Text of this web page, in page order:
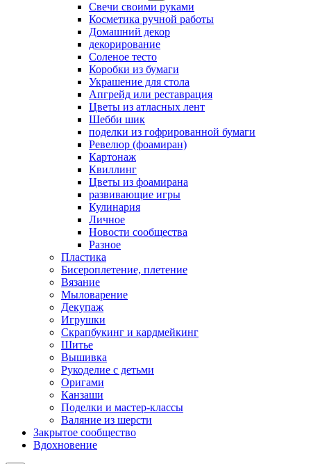
Свечи своими руками
Косметика ручной работы
Домашний декор
декорирование
Соленое тесто
Коробки из бумаги
Украшение для стола
Апгрейд или реставрация
Цветы из атласных лент
Шебби шик
поделки из гофрированной бумаги
Ревелюр (фоамиран)
Картонаж
Квиллинг
Цветы из фоамирана
развивающие игры
Кулинария
Личное
Новости сообщества
Разное
Пластика
Бисероплетение, плетение
Вязание
Мыловарение
Декупаж
Игрушки
Скрапбукинг и кардмейкинг
Шитье
Вышивка
Рукоделие с детьми
Оригами
Канзаши
Поделки и мастер-классы
Валяние из шерсти
Закрытое сообщество
Вдохновение